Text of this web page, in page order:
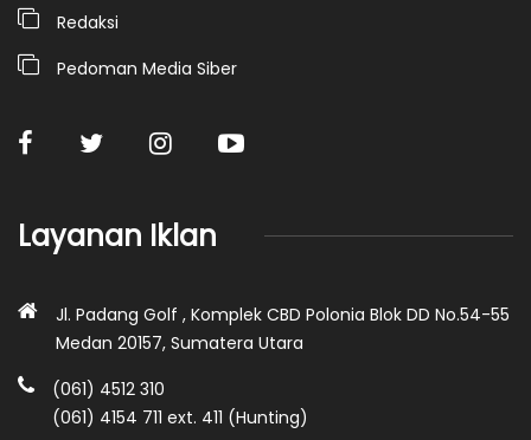
Redaksi
Pedoman Media Siber
Layanan Iklan
Jl. Padang Golf , Komplek CBD Polonia Blok DD No.54-55
Medan 20157, Sumatera Utara
(061) 4512 310
(061) 4154 711 ext. 411 (Hunting)